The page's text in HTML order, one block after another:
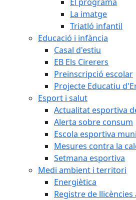
La imatge
Triatló infantil
Educació i infància
Casal d'estiu
EB Els Cirerers
Preinscripció escolar
Projecte Educatiu
Esport i salut
Actualitat esportiva
Alerta sobre consum
Escola esportiva
Mesures contra la
Setmana esportiva
Medi ambient i territori
Energiètica
Registre de